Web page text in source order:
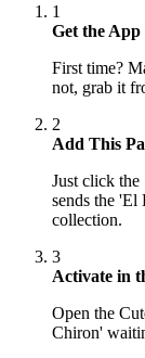
1
Get the App
First time?
not, grab it
2
Add This
Just click the
sends the 'El
collection.
3
Activate in
Open the
Chiron'